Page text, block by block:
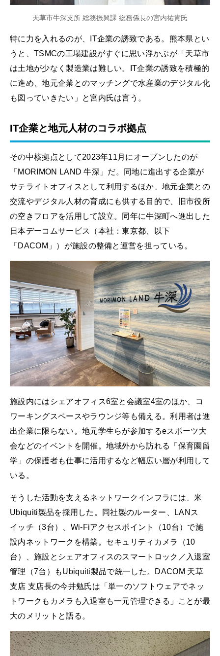
天草市牛深支所 総務振興課 総務係長の宮内祐貴氏
特に力を入れるのが、IT企業の誘致である。熊本県とい
うと、TSMCの工場建設がすぐに思い浮かぶが「天草市
は土地が少なく製造業は難しい。IT企業の誘致を積極的
に進め、地元企業とのマッチングで水産業のデジタル化
も図っていきたい」と宮内氏は言う。
IT企業と地元人材のコラボ拠点
その中核拠点として2023年11月にオープンしたのが
「MORIMON LAND 牛深」だ。同地に進出する企業が
サテライトオフィスとして利用するほか、地元企業との
交流やデジタル人材の育成にも供する目的で、旧市役所
の空きフロアを活用して設立。同年に牛深町へ進出した
日本デーコムサービス（本社：東京都、以下
「DACOM」）が施設の整備と運営を担っている。
施設内にはシェアオフィス6室と会議室4室のほか、コ
ワーキングスペースやラウンジ等も備える。利用者は進
出企業に限らない。地元学生らが参加するeスポーツ大
会などのイベントを開催。地域外から訪れる「保育園留
学」の保護者も仕事に活用するなど幅広い層が利用して
いる。
そうした活動を支えるネットワークインフラには、米
Ubiquiti製品を採用した。同社製のルーター、LANス
イッチ（3台）、Wi-Fiアクセスポイント（10台）で施
設内ネットワークを構築。セキュリティカメラ（10
台）、施設とシェアオフィスのスマートロック／入退室
管理（7台）もUbiquiti製品で統一した。DACOM 天草
支店 支店長の今井勉氏は「単一のソフトウェアでネッ
トワークもカメラも入退室も一元管理できる」ことが最
大のメリットと語る。